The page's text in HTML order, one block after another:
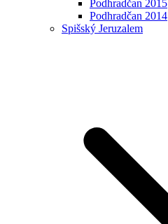
Podhradčan 2015
Podhradčan 2014
Spišský Jeruzalem